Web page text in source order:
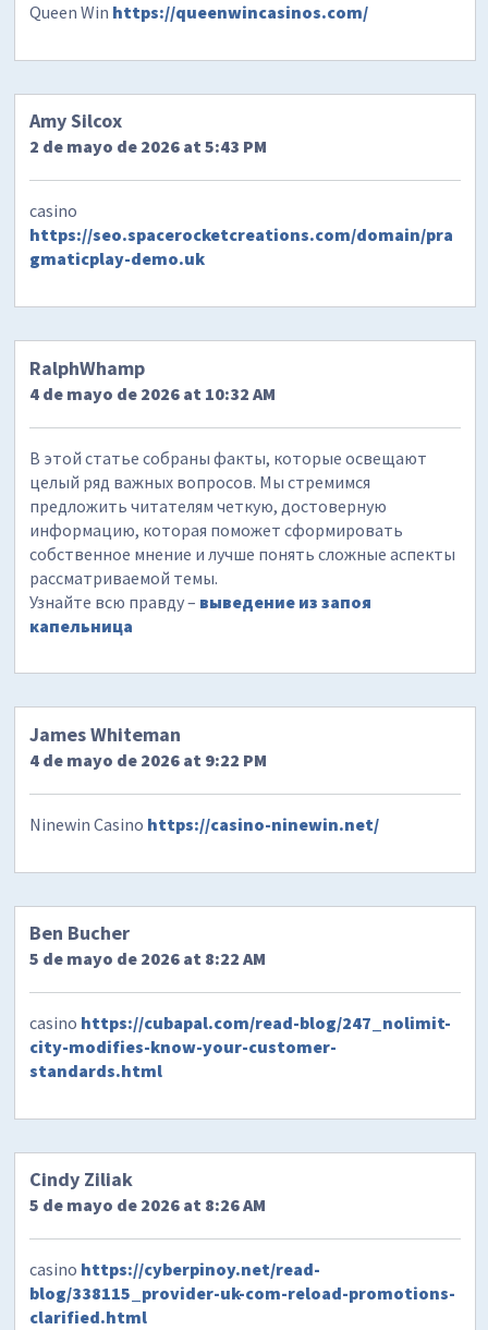
Queen Win https://queenwincasinos.com/
Amy Silcox
2 de mayo de 2026 at 5:43 PM
casino
https://seo.spacerocketcreations.com/domain/pra
gmaticplay-demo.uk
RalphWhamp
4 de mayo de 2026 at 10:32 AM
В этой статье собраны факты, которые освещают
целый ряд важных вопросов. Мы стремимся
предложить читателям четкую, достоверную
информацию, которая поможет сформировать
собственное мнение и лучше понять сложные аспекты
рассматриваемой темы.
Узнайте всю правду – выведение из запоя
капельница
James Whiteman
4 de mayo de 2026 at 9:22 PM
Ninewin Casino https://casino-ninewin.net/
Ben Bucher
5 de mayo de 2026 at 8:22 AM
casino https://cubapal.com/read-blog/247_nolimit-
city-modifies-know-your-customer-
standards.html
Cindy Ziliak
5 de mayo de 2026 at 8:26 AM
casino https://cyberpinoy.net/read-
blog/338115_provider-uk-com-reload-promotions-
clarified.html